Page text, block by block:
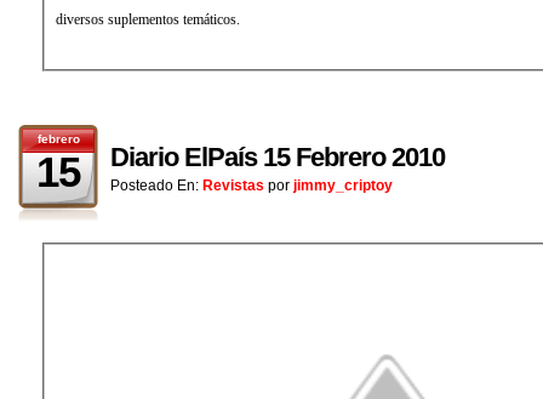
diversos suplementos temáticos.
febrero
15 Diario ElPaís 15 Febrero 2010
Posteado En: Revistas por jimmy_criptoy